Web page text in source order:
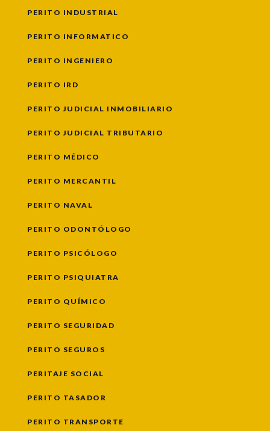
PERITO INDUSTRIAL
PERITO INFORMATICO
PERITO INGENIERO
PERITO IRD
PERITO JUDICIAL INMOBILIARIO
PERITO JUDICIAL TRIBUTARIO
PERITO MÉDICO
PERITO MERCANTIL
PERITO NAVAL
PERITO ODONTÓLOGO
PERITO PSICÓLOGO
PERITO PSIQUIATRA
PERITO QUÍMICO
PERITO SEGURIDAD
PERITO SEGUROS
PERITAJE SOCIAL
PERITO TASADOR
PERITO TRANSPORTE